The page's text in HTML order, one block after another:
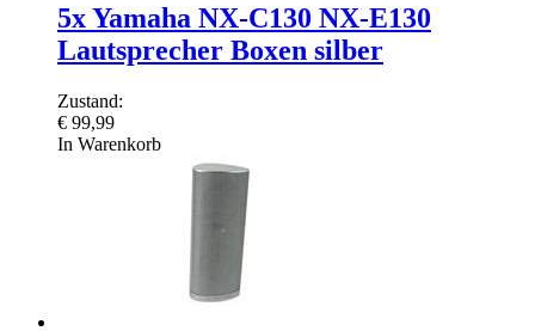
5x Yamaha NX-C130 NX-E130
Lautsprecher Boxen silber
Zustand:
€ 99,99
In Warenkorb